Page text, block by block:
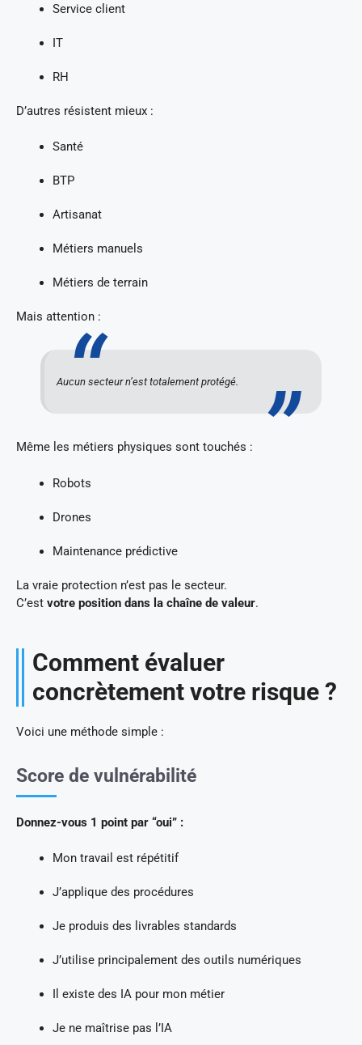
Service client
IT
RH
D’autres résistent mieux :
Santé
BTP
Artisanat
Métiers manuels
Métiers de terrain
Mais attention :
Aucun secteur n’est totalement protégé.
Même les métiers physiques sont touchés :
Robots
Drones
Maintenance prédictive
La vraie protection n’est pas le secteur.
C’est votre position dans la chaîne de valeur.
Comment évaluer
concrètement votre risque ?
Voici une méthode simple :
Score de vulnérabilité
Donnez-vous 1 point par “oui” :
Mon travail est répétitif
J’applique des procédures
Je produis des livrables standards
J’utilise principalement des outils numériques
Il existe des IA pour mon métier
Je ne maîtrise pas l’IA